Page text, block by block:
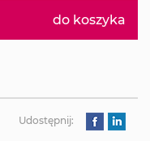
do koszyka
Udostępnij: